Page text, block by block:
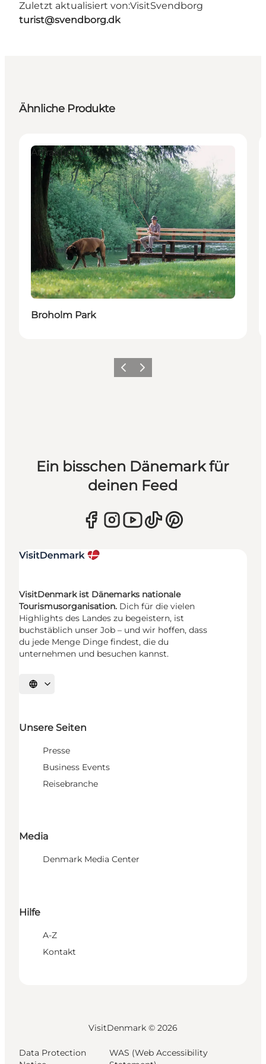
Zuletzt aktualisiert von:VisitSvendborg
turist@svendborg.dk
Ähnliche Produkte
Attraktionen
Broholm Park
ZurückWeiter
Ein bisschen Dänemark für
deinen Feed
VisitDenmark ist Dänemarks nationale
Tourismusorganisation. Dich für die vielen
Highlights des Landes zu begeistern, ist
buchstäblich unser Job – und wir hoffen, dass
du jede Menge Dinge findest, die du
unternehmen und besuchen kannst.
Sprache auswählen
Unsere Seiten
Presse
Business Events
Reisebranche
Media
Denmark Media Center
Hilfe
A-Z
Kontakt
VisitDenmark © 2026
Data Protection
WAS (Web Accessibility